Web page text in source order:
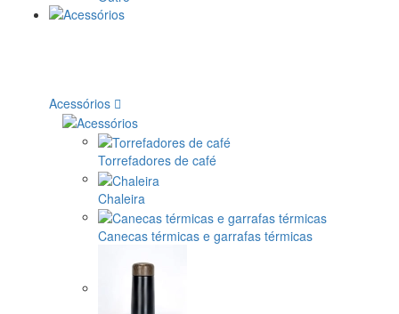
Acessórios
Torrefadores de café
Chaleira
Canecas térmicas e garrafas térmicas